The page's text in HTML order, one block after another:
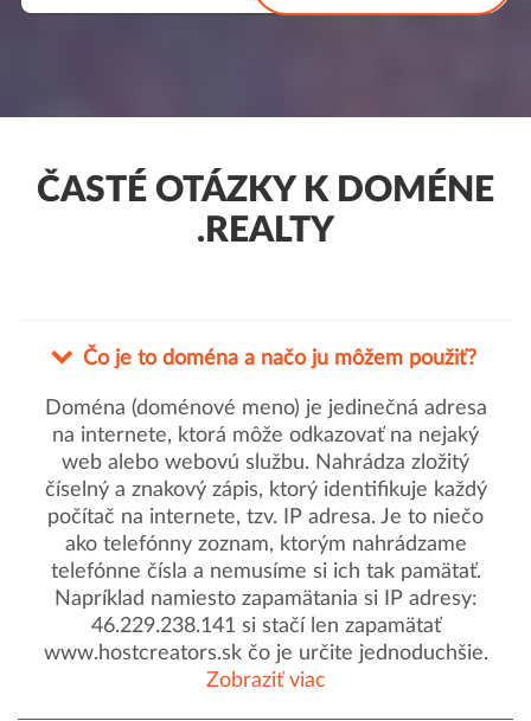
ČASTÉ OTÁZKY K DOMÉNE
.REALTY
Čo je to doména a načo ju môžem použiť?
Doména (doménové meno) je jedinečná adresa
na internete, ktorá môže odkazovať na nejaký
web alebo webovú službu. Nahrádza zložitý
číselný a znakový zápis, ktorý identifikuje každý
počítač na internete, tzv. IP adresa. Je to niečo
ako telefónny zoznam, ktorým nahrádzame
telefónne čísla a nemusíme si ich tak pamätať.
Napríklad namiesto zapamätania si IP adresy:
46.229.238.141 si stačí len zapamätať
www.hostcreators.sk čo je určite jednoduchšie.
Zobraziť viac